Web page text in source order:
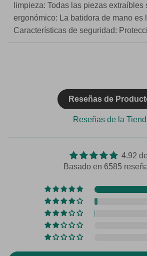
limpieza: Todas las piezas
ergonómico: La batidora de mano es
Características de seguridad:
Reseñas de
Reseñas de la
4.92
Basado en 6585